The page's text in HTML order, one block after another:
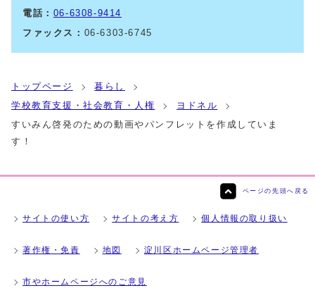
電話： 06-6308-9414
ファックス： 06-6303-6745
トップページ
暮らし
学校教育支援・社会教育・人権
ヨドネル
すいみん啓発のための動画やパンフレットを作成していま
す！
ページの先頭へ戻る
サイトの使い方 サイトの考え方 個人情報の取り扱い
著作権・免責 地図 淀川区ホームページ管理者
市やホームページへのご意見